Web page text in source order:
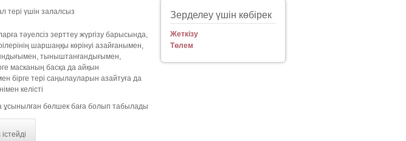
Зерделеу үшін көбірек
Жеткізу
Төлем
тері үшін залалсыз
тәуелсіз зерттеу жүргізу барысында,
шаршаңқы көрінуі азайғанымен,
тыныштанғандығымен,
масканың басқа да айқын
бірге тері саңылауларын азайтуға да
келісті
ұсынылған бөлшек баға болып табылады